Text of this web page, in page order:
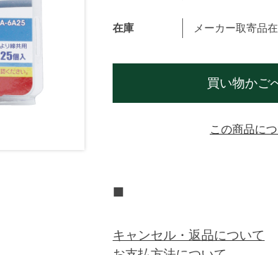
在庫 メーカー取寄品
買い物かご
■
キャンセル・返品について
この商品に